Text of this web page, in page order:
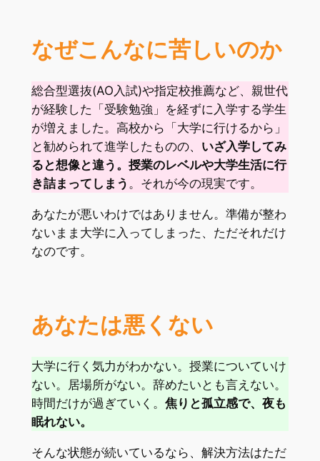
なぜこんなに苦しいのか
総合型選抜(AO入試)や指定校推薦など、親世代
が経験した「受験勉強」を経ずに入学する学生
が増えました。高校から「大学に行けるから」
と勧められて進学したものの、 いざ入学してみ
ると想像と違う。授業のレベルや大学生活に行
き詰まってしまう 。それが今の現実です。
あなたが悪いわけではありません。準備が整わ
ないまま大学に入ってしまった、ただそれだけ
なのです。
あなたは悪くない
大学に行く気力がわかない。授業についていけ
ない。居場所がない。辞めたいとも言えない。
時間だけが過ぎていく。 焦りと孤立感で、夜も
眠れない。
そんな状態が続いているなら、解決方法はただ